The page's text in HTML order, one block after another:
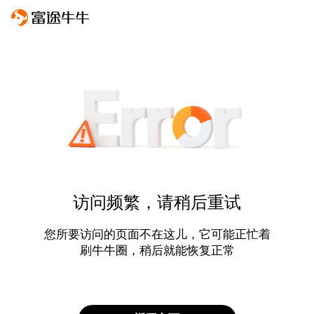
访问频繁，请稍后重试
您所要访问的页面不在这儿，它可能正忙着
刷牛牛圈，稍后就能恢复正常